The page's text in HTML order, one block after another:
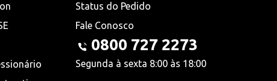
Status do Pedido
Fale Conosco
0800 727 2273
Segunda à sexta 8:00 às 18:00